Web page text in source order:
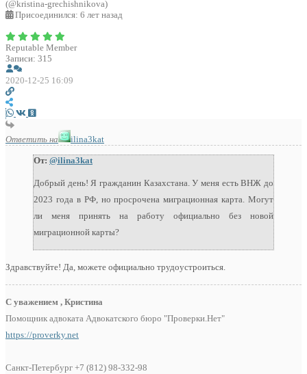
(@kristina-grechishnikova)
Присоединился: 6 лет назад
Reputable Member
Записи: 315
2020-12-25 16:09
Ответить на ilina3kat
От: @ilina3kat
Добрый день! Я гражданин Казахстана. У меня есть ВНЖ до
2023 года в РФ, но просрочена миграционная карта. Могут
ли меня принять на работу официально без новой
миграционной карты?
Здравствуйте! Да, можете официально трудоустроиться.
С уважением , Кристина
Помощник адвоката Адвокатского бюро "Проверки.Нет"
https://proverky.net
Санкт-Петербург +7 (812) 98-332-98